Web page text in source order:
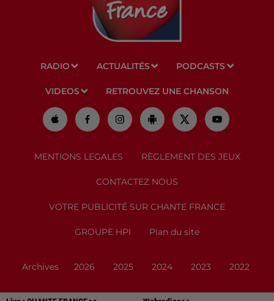
RADIO ACTUALITÉS PODCASTS
VIDEOS RETROUVEZ UNE CHANSON
MENTIONS LEGALES RÈGLEMENT DES JEUX
CONTACTEZ NOUS
VOTRE PUBLICITÉ SUR CHANTE FRANCE
GROUPE HPI Plan du site
Archives 2026 2025 2024 2023 2022